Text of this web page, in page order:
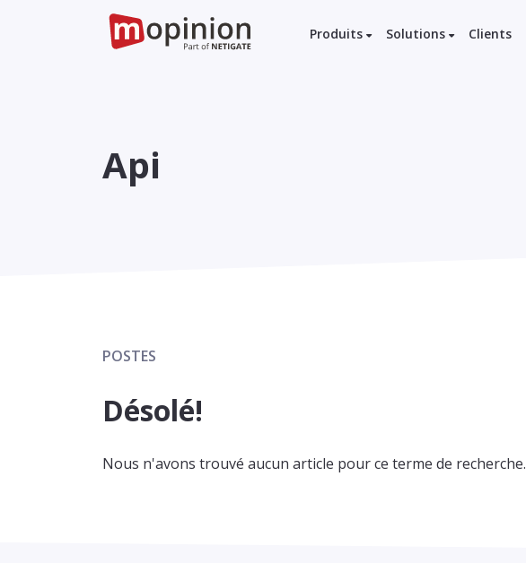
Produits Solutions Clients
Api
POSTES
Désolé!
Nous n'avons trouvé aucun article pour ce terme de recherche.